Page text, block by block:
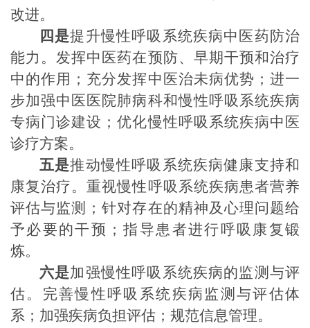
改进。
四是提升慢性呼吸系统疾病中医药防治
能力。发挥中医药在预防、早期干预和治疗
中的作用；充分发挥中医治未病优势；进一
步加强中医医院肺病科和慢性呼吸系统疾病
专病门诊建设；优化慢性呼吸系统疾病中医
诊疗方案。
五是推动慢性呼吸系统疾病健康支持和
康复治疗。重视慢性呼吸系统疾病患者营养
评估与监测；针对存在的精神及心理问题给
予必要的干预；指导患者进行呼吸康复锻
炼。
六是加强慢性呼吸系统疾病的监测与评
估。完善慢性呼吸系统疾病监测与评估体
系；加强疾病负担评估；规范信息管理。